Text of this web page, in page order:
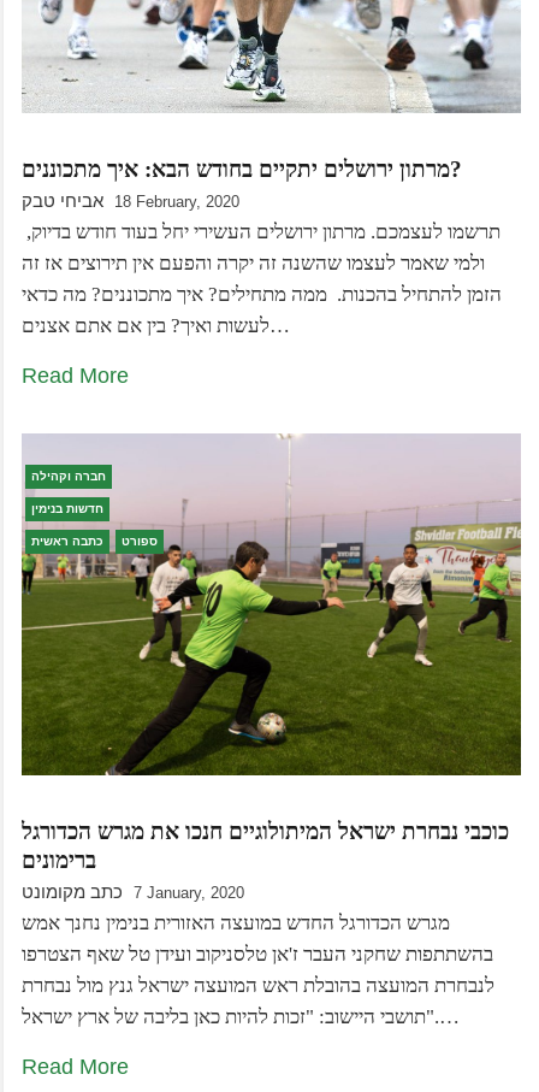
מרתון ירושלים יתקיים בחודש הבא: איך מתכוננים?
אביחי טבק 18 February, 2020
ולמי שאמר לעצמו שהשנה זה יקרה והפעם אין תירוצים אז זה
הזמן להתחיל בהכנות. ממה מתחילים? איך מתכוננים? מה כדאי
לעשות ואיך? בין אם אתם אצנים…
Read More
חברה וקהילה
חדשות בנימין
כתבה ראשית ספורט
כוכבי נבחרת ישראל המיתולוגיים חנכו את מגרש הכדורגל
ברימונים
כתב מקומונט 7 January, 2020
מגרש הכדורגל החדש במועצה האזורית בנימין נחנך אמש
בהשתתפות שחקני העבר ז'אן טלסניקוב ועידן טל שאף הצטרפו
לנבחרת המועצה בהובלת ראש המועצה ישראל גנץ מול נבחרת
תושבי היישוב: "זכות להיות כאן בליבה של ארץ ישראל".…
Read More